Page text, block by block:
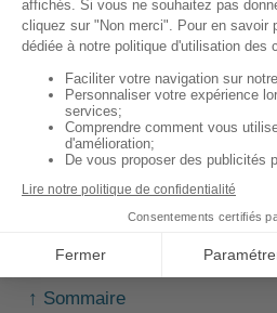
en fonction de votre profil de
lieu de résidence. Il est donc
plusieurs devis pour trouver
adaptée à vos besoins.
💡À savoir :Les modèles
peuvent bénéficier de
systèmes de sécurité
↑ Sommaire